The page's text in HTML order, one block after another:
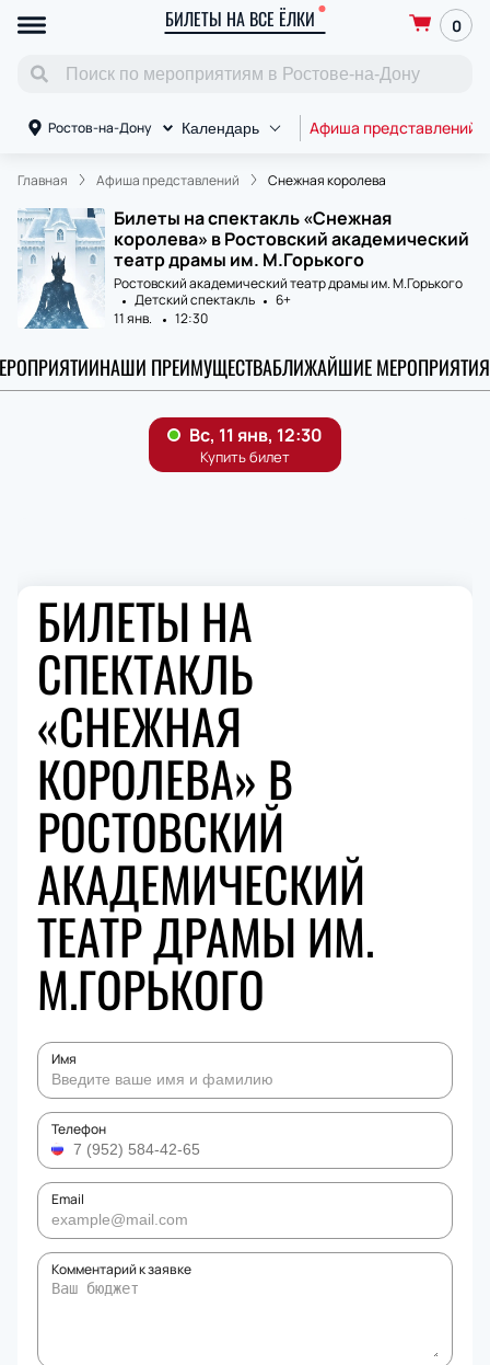
БИЛЕТЫ НА ВСЕ ЁЛКИ 0
Ростов-на-Дону Календарь Афиша представлений
Главная Афиша представлений Снежная королева
Билеты на спектакль «Снежная
королева» в Ростовский академический
театр драмы им. М.Горького
Ростовский академический театр драмы им. М.Горького
Детский спектакль
6+
11 янв.
12:30
НАШИ ПРЕИМУЩЕСТВАБЛИЖАЙШИЕ МЕРОПРИЯТИЯ
БИЛЕТЫ НА
СПЕКТАКЛЬ
«СНЕЖНАЯ
КОРОЛЕВА» В
РОСТОВСКИЙ
АКАДЕМИЧЕСКИЙ
ТЕАТР ДРАМЫ ИМ.
М.ГОРЬКОГО
Имя
Телефон
Email
Комментарий к заявке